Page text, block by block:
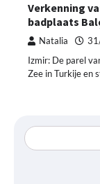
Verkenning
badplaats
Natalia
Izmir: De parel
Zee in Turkije en